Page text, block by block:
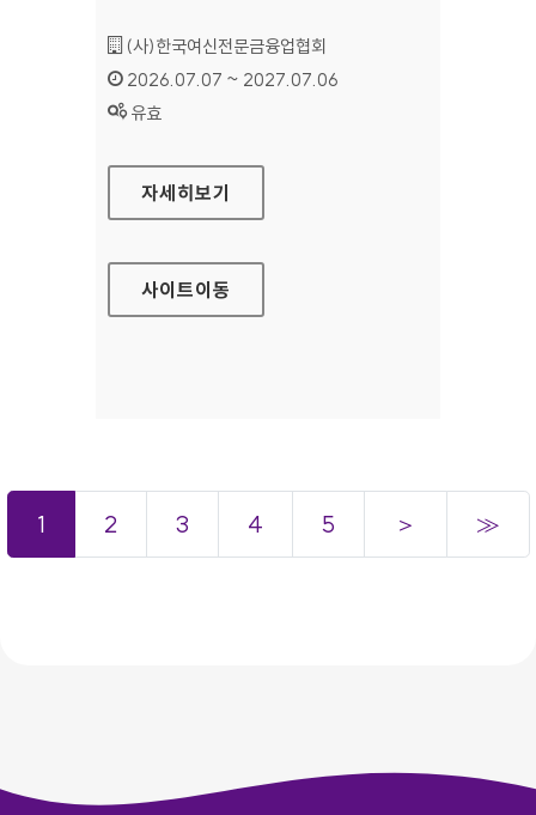
기관명 :
(사)한국여신전문금융업협회
인증기간 :
2026.07.07 ~ 2027.07.06
상태 :
유효
여신금융협회 소비자지원센터
자세히보기
사이트이동
1 2 3 4 5 ＞ ≫